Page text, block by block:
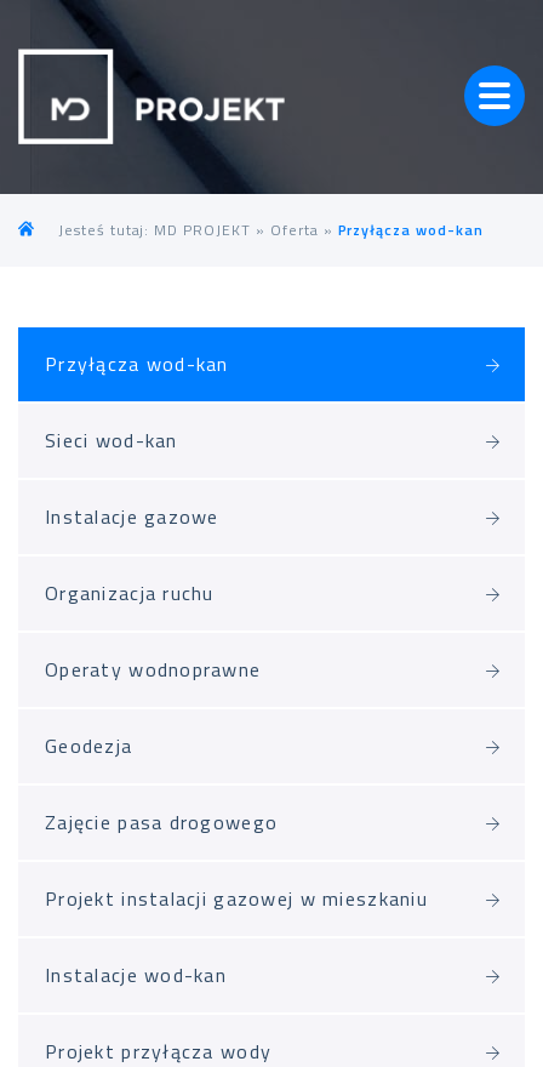
Jesteś tutaj: MD PROJEKT » Oferta » Przyłącza wod-kan
Przyłącza wod-kan
Sieci wod-kan
Instalacje gazowe
Organizacja ruchu
Operaty wodnoprawne
Geodezja
Zajęcie pasa drogowego
Projekt instalacji gazowej w mieszkaniu
Instalacje wod-kan
Projekt przyłącza wody